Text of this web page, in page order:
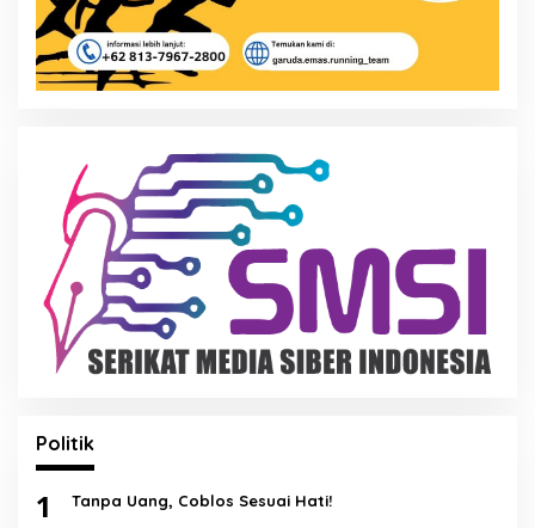
Politik
1 Tanpa Uang, Coblos Sesuai Hati!